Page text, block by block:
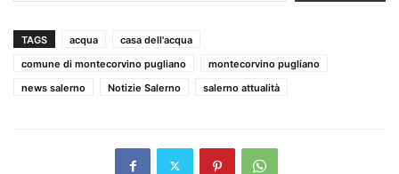
TAGS acqua
casa dell'acqua
comune di montecorvino pugliano
montecorvino pugliano
news salerno
Notizie Salerno salerno attualità